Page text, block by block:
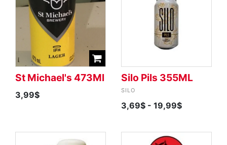
St Michael's 473Ml
3,99$
Silo Pils 355ML
SILO
3,69$ - 19,99$